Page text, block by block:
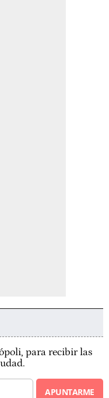
para recibir las
APUNTARME